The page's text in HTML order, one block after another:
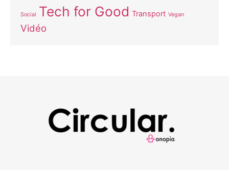
Social Tech for Good Transport Vegan
Vidéo